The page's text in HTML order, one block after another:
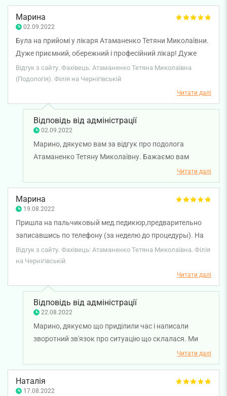
Марина
02.09.2022
Була на прийомі у лікаря Атаманенко Тетяни Миколаївни.
Дуже приємний, обережний і професійний лікар! Дуже
дякую!
Відгук з сайту. Фахівець: Атаманенко Тетяна Миколаївна
(Подологія). Філія на Чернігівській
Читати далі
Відповідь від адміністрації
02.09.2022
Марино, дякуємо вам за відгук про подолога
Атаманенко Тетяну Миколаївну. Бажаємо вам
Читати далі
Марина
19.08.2022
Пришла на пальчиковый мед.педикюр,предварительно
записавшись по телефону (за неделю до процедуры). На
осмотре сказала что делаю тампонаду дома,и давно
имею проблему вросшего ногтя,по итогу мне сделали
тампонаду,и сказали до свидания…. По итогу я осталась
виновата что не сказала по телефону что мне нужно
больше времени. Мне срезали кутикулу очень
торопясь,так как следующий клиент уже сидел под
дверью.. А я заплатила за педикюр и ещё и за
тампонаду,которую изначально не просила. Чувствую
Відгук з сайту. Фахівець: Атаманенко Тетяна Миколаївна. Філія
на Чернігівській
Читати далі
Відповідь від адміністрації
22.08.2022
Марино, дякуємо що приділили час і написали
зворотний зв'язок про ситуацію що склалася. Ми
передали ваш відгук менеджеру з якості для
врегулювання цього питання. Бажаємо міцного
здоров'я!
Читати далі
Наталія
17.08.2022